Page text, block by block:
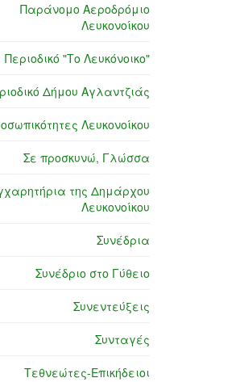
Παράνομο Αεροδρόμιο
Λευκονοίκου
Περιοδικό "Το Λευκόνοικο"
Δήμου Αγλαντζιάς
Λευκονοίκου
Σε προσκυνώ, Γλώσσα
της Δημάρχου
Λευκονοίκου
Συνέδρια
Συνέδριο στο Γύθειο
Συνεντεύξεις
Συνταγές
Τεθνεώτες-Επικήδειοι